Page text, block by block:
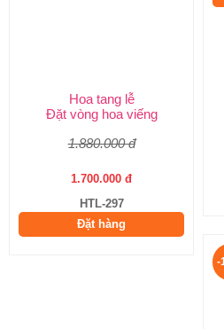
Hoa tang lễ
Đặt vòng hoa viếng
1.880.000 đ
1.700.000 đ
HTL-297
Đặt hàng